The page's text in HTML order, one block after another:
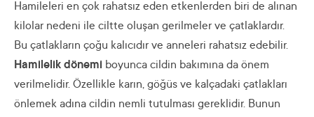
Hamileleri en çok rahatsız eden etkenlerden biri de alınan
kilolar nedeni ile ciltte oluşan gerilmeler ve çatlaklardır.
Bu çatlakların çoğu kalıcıdır ve anneleri rahatsız edebilir.
Hamilelik dönemi boyunca cildin bakımına da önem
verilmelidir. Özellikle karın, göğüs ve kalçadaki çatlakları
önlemek adına cildin nemli tutulması gereklidir. Bunun